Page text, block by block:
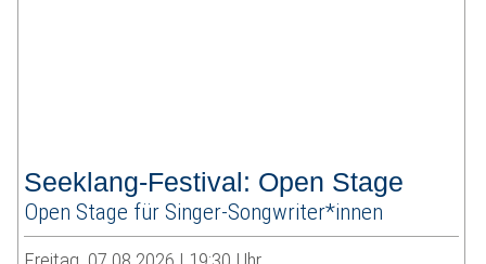
Seeklang-Festival: Open Stage
Open Stage für Singer-Songwriter*innen